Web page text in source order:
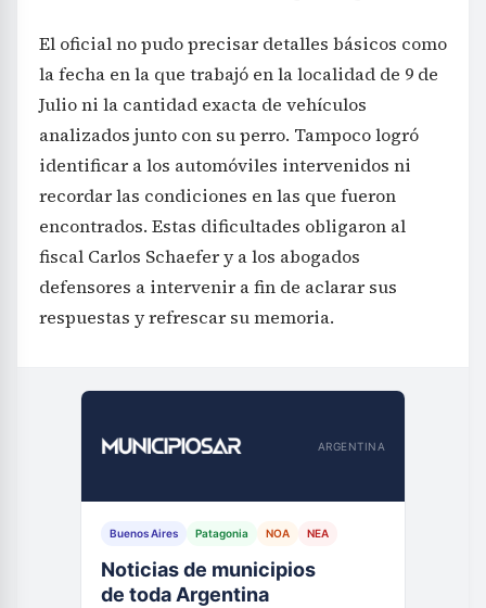
El oficial no pudo precisar detalles básicos como
la fecha en la que trabajó en la localidad de 9 de
Julio ni la cantidad exacta de vehículos
analizados junto con su perro. Tampoco logró
identificar a los automóviles intervenidos ni
recordar las condiciones en las que fueron
encontrados. Estas dificultades obligaron al
fiscal Carlos Schaefer y a los abogados
defensores a intervenir a fin de aclarar sus
respuestas y refrescar su memoria.
ARGENTINA
Buenos Aires Patagonia NOA NEA
Noticias de municipios
de toda Argentina